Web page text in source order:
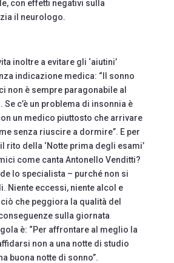
con effetti negativi sulla
il neurologo.
inoltre a evitare gli ‘aiutini’
indicazione medica: “Il sonno
non è sempre paragonabile al
c’è un problema di insonnia è
un medico piuttosto che arrivare
senza riuscire a dormire”. E per
rito della ‘Notte prima degli esami’
come canta Antonello Venditti?
lo specialista – purché non si
Niente eccessi, niente alcol e
che peggiora la qualità del
sulla giornata
è: “Per affrontare al meglio la
non a una notte di studio
buona notte di sonno”.